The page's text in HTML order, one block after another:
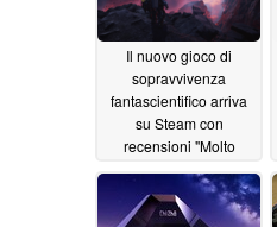
Il nuovo gioco di
sopravvivenza
fantascientifico arriva
su Steam con
recensioni "Molto
positive", un gameplay
intenso e uno sconto al
lancio06/15/2025